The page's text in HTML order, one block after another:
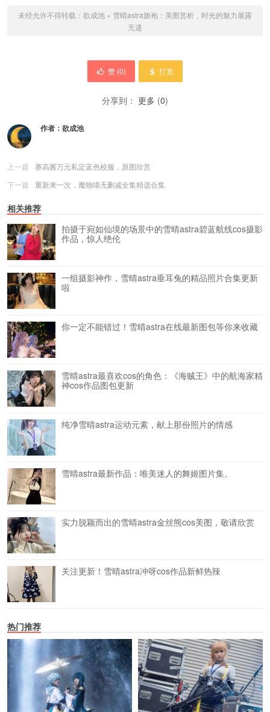
未经允许不得转载： 欲成池 » 雪晴astra旗袍：美图赏析，时光的魅力展露
无遗
赞 (0) 打赏
分享到： 更多 (0)
作者： 欲成池
上一篇
赛高酱万元私定蓝色校服，原图欣赏
下一篇
重新来一次，魔物喵无删减全集精选合集
相关推荐
拍摄于宛如仙境的场景中的雪晴astra碧蓝航线cos摄影
作品，惊人绝伦
一组摄影神作，雪晴astra垂耳兔的精品照片合集更新
啦
你一定不能错过！雪晴astra在线最新图包等你来收藏
雪晴astra最喜欢cos的角色：《海贼王》中的航海家精
神cos作品图包更新
纯净雪晴astra运动元素，献上那份照片的情感
雪晴astra最新作品：唯美迷人的舞姬图片集。
实力脱颖而出的雪晴astra金丝熊cos美图，敬请欣赏
关注更新！雪晴astra冲呀cos作品新鲜热辣
热门推荐